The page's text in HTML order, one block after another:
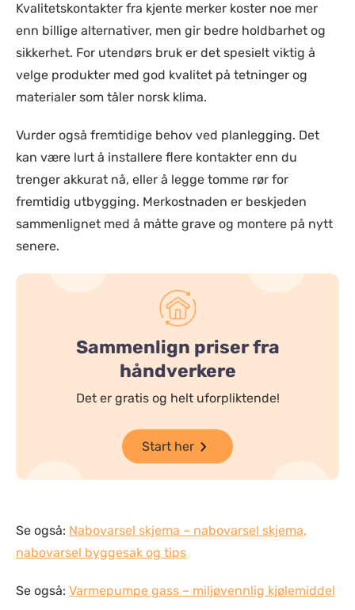
Kvalitetskontakter fra kjente merker koster noe mer
enn billige alternativer, men gir bedre holdbarhet og
sikkerhet. For utendørs bruk er det spesielt viktig å
velge produkter med god kvalitet på tetninger og
materialer som tåler norsk klima.
Vurder også fremtidige behov ved planlegging. Det
kan være lurt å installere flere kontakter enn du
trenger akkurat nå, eller å legge tomme rør for
fremtidig utbygging. Merkostnaden er beskjeden
sammenlignet med å måtte grave og montere på nytt
senere.
Sammenlign priser fra
håndverkere
Det er gratis og helt uforpliktende!
Start her
Se også: Nabovarsel skjema – nabovarsel skjema,
nabovarsel byggesak og tips
Se også: Varmepumpe gass – miljøvennlig kjølemiddel